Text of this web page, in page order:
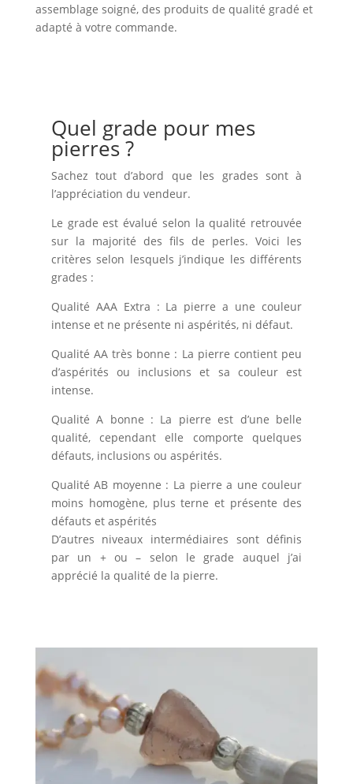
assemblage soigné, des produits de qualité gradé et
adapté à votre commande.
Quel grade pour mes
pierres ?
Sachez tout d’abord que les grades sont à
l’appréciation du vendeur.
Le grade est évalué selon la qualité retrouvée
sur la majorité des fils de perles. Voici les
critères selon lesquels j’indique les différents
grades :
Qualité AAA Extra : La pierre a une couleur
intense et ne présente ni aspérités, ni défaut.
Qualité AA très bonne : La pierre contient peu
d’aspérités ou inclusions et sa couleur est
intense.
Qualité A bonne : La pierre est d’une belle
qualité, cependant elle comporte quelques
défauts, inclusions ou aspérités.
Qualité AB moyenne : La pierre a une couleur
moins homogène, plus terne et présente des
défauts et aspérités
D’autres niveaux intermédiaires sont définis
par un + ou – selon le grade auquel j’ai
apprécié la qualité de la pierre.